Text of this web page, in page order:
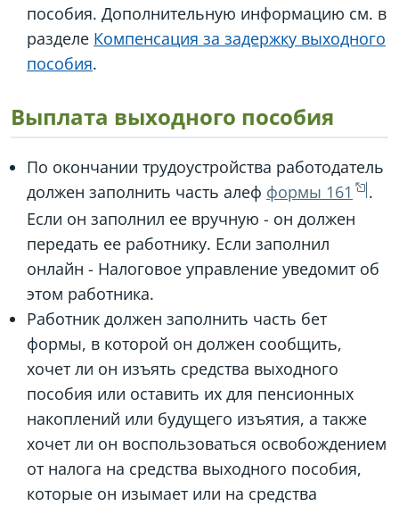
пособия. Дополнительную информацию см. в
разделе Компенсация за задержку выходного
пособия.
Выплата выходного пособия
По окончании трудоустройства работодатель
должен заполнить часть алеф формы 161
.
Если он заполнил ее вручную - он должен
передать ее работнику. Если заполнил
онлайн - Налоговое управление уведомит об
этом работника.
Работник должен заполнить часть бет
формы, в которой он должен сообщить,
хочет ли он изъять средства выходного
пособия или оставить их для пенсионных
накоплений или будущего изъятия, а также
хочет ли он воспользоваться освобождением
от налога на средства выходного пособия,
которые он изымает или на средства